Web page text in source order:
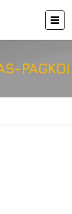
PAGKOI